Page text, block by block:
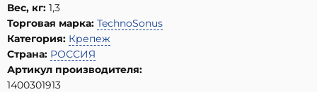
Вес, кг: 1,3
Торговая марка: TechnoSonus
Категория: Крепеж
Страна: РОССИЯ
Артикул производителя:
1400301913